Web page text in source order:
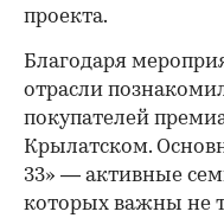
проекта.
Благодаря
отрасли
покупателей
Крылатском.
33» — активные
которых важны не